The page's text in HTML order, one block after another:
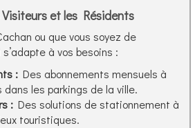
et les Résidents
ou que vous soyez de
à vos besoins :
: Des abonnements mensuels à
les parkings de la ville.
: Des solutions de stationnement à
touristiques.